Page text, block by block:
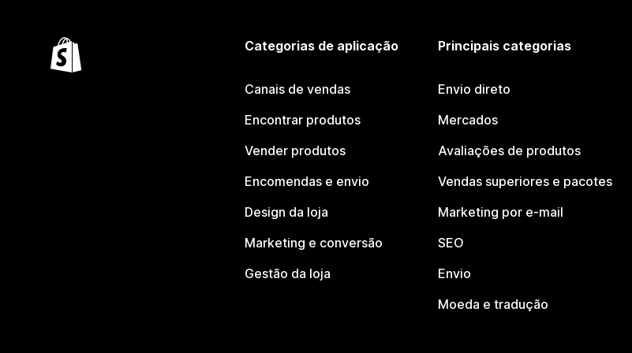
Categorias de aplicação
Canais de vendas
Encontrar produtos
Vender produtos
Encomendas e envio
Design da loja
Marketing e conversão
Gestão da loja
Principais categorias
Envio direto
Mercados
Avaliações de produtos
Vendas superiores e pacotes
Marketing por e-mail
SEO
Envio
Moeda e tradução